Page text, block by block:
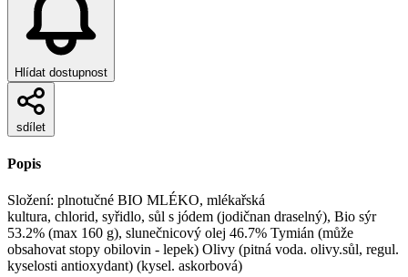
Hlídat dostupnost
sdílet
Popis
Složení: plnotučné BIO MLÉKO, mlékařská
kultura, chlorid, syřidlo, sůl s jódem (jodičnan draselný), Bio sýr
53.2% (max 160 g), slunečnicový olej 46.7% Tymián (může
obsahovat stopy obilovin - lepek) Olivy (pitná voda. olivy.sůl, regul.
kyselosti antioxydant) (kysel. askorbová)